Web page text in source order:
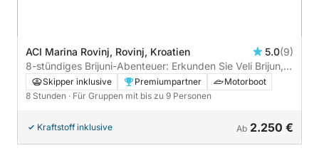
ACI Marina Rovinj, Rovinj, Kroatien 5.0(9)
8-stündiges Brijuni-Abenteuer: Erkunden Sie Veli Brijun,
Buchten und Rovinj
Skipper inklusive Premiumpartner
Motorboot
8 Stunden · Für Gruppen mit bis zu 9 Personen
Kraftstoff inklusive Ab 2.250 €